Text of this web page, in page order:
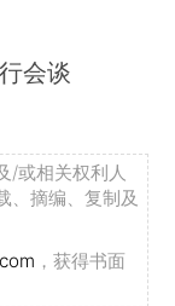
会谈
/或相关权利人
、摘编、复制及
，获得书面